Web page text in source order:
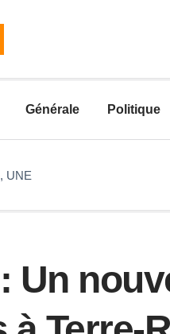
Générale Politique
, UNE
Un